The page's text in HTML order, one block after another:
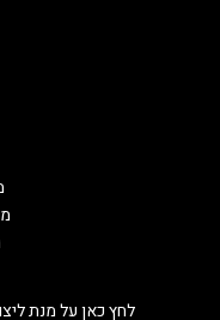
לחץ כאן על מנת